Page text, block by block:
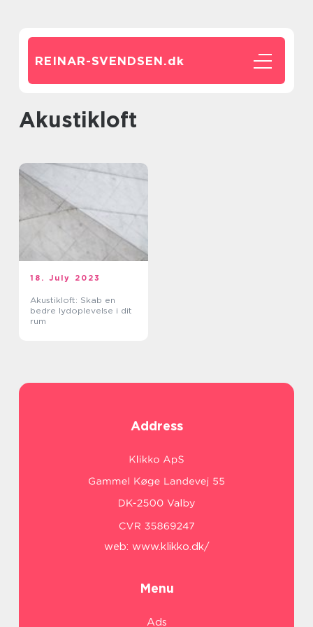
REINAR-SVENDSEN.dk
akustikloft
18. July 2023
Akustikloft: Skab en
bedre lydoplevelse i dit
rum
Address
web: www.klikko.dk/
Menu
Ads